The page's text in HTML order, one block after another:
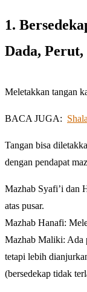
1.
Dada,
Meletakkan tangan
BACA JUGA:
Tangan bisa
dengan pendapat
Mazhab Syafi’i dan
atas pusar.
Mazhab Hanafi:
Mazhab Maliki: Ada
tetapi lebih
(bersedekap tidak